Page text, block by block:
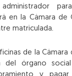
en la Cámara de
matriculada.
de la
del órgano